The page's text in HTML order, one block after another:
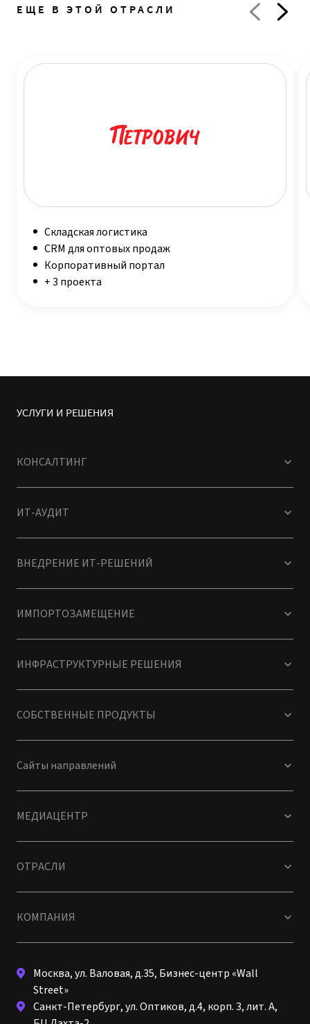
ЕЩЕ В ЭТОЙ ОТРАСЛИ
Складская логистика
CRM для оптовых продаж
Корпоративный портал
+ 3 проекта
УСЛУГИ И РЕШЕНИЯ
КОНСАЛТИНГ
ИТ-АУДИТ
ВНЕДРЕНИЕ ИТ-РЕШЕНИЙ
ИМПОРТОЗАМЕЩЕНИЕ
ИНФРАСТРУКТУРНЫЕ РЕШЕНИЯ
СОБСТВЕННЫЕ ПРОДУКТЫ
Сайты направлений
МЕДИАЦЕНТР
ОТРАСЛИ
КОМПАНИЯ
Москва, ул. Валовая, д.35, Бизнес-центр «Wall
Street»
Санкт-Петербург, ул. Оптиков, д.4, корп. 3, лит. А,